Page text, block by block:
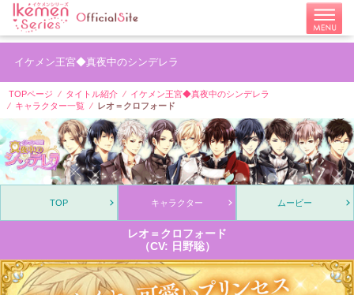
イケメン王宮◆真夜中のシンデレラ
TOPページ タイトル紹介
イケメン王宮◆真夜中のシンデレラ
キャラクター一覧
レオ＝クロフォード
TOP キャラクター ムービー
レオ＝クロフォード
（CV: 日野聡）